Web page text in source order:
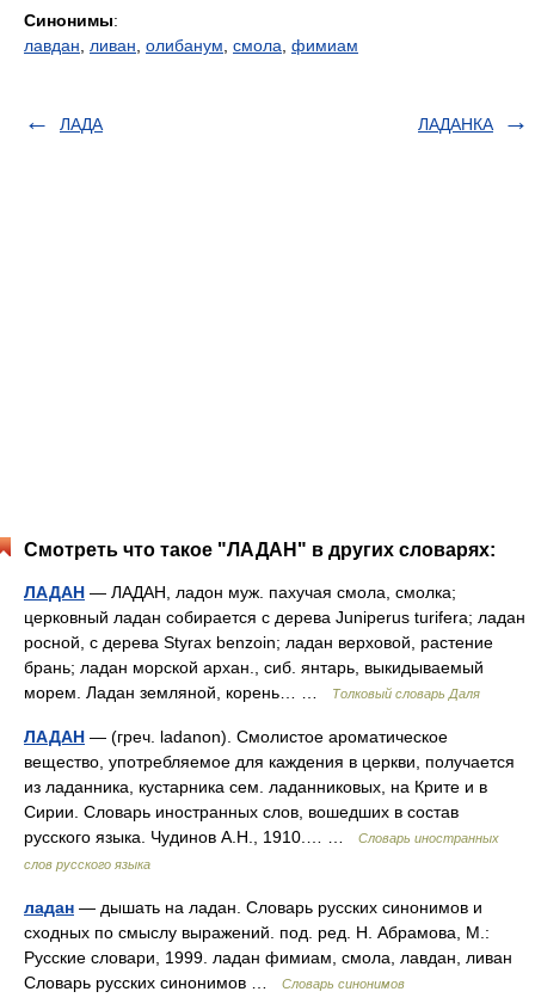
Синонимы:
лавдан
ливан олибанум смола фимиам
ЛАДА ЛАДАНКА
Смотреть что такое "ЛАДАН" в других словарях:
ЛАДАН — ЛАДАН, ладон муж. пахучая смола, смолка;
церковный ладан собирается с дерева Juniperus turifera; ладан
росной, с дерева Styrax benzoin; ладан верховой, растение
брань; ладан морской архан., сиб. янтарь, выкидываемый
морем. Ладан земляной, корень… …
Толковый словарь Даля
ЛАДАН — (греч. ladanon). Смолистое ароматическое
вещество, употребляемое для каждения в церкви, получается
из ладанника, кустарника сем. ладанниковых, на Крите и в
Сирии. Словарь иностранных слов, вошедших в состав
русского языка. Чудинов А.Н., 1910.… …
Словарь иностранных
слов русского языка
ладан — дышать на ладан. Словарь русских синонимов и
сходных по смыслу выражений. под. ред. Н. Абрамова, М.:
Русские словари, 1999. ладан фимиам, смола, лавдан, ливан
Словарь русских синонимов …
Словарь синонимов